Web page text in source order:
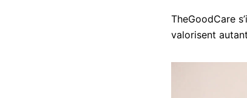
TheGoodCare
valorisent